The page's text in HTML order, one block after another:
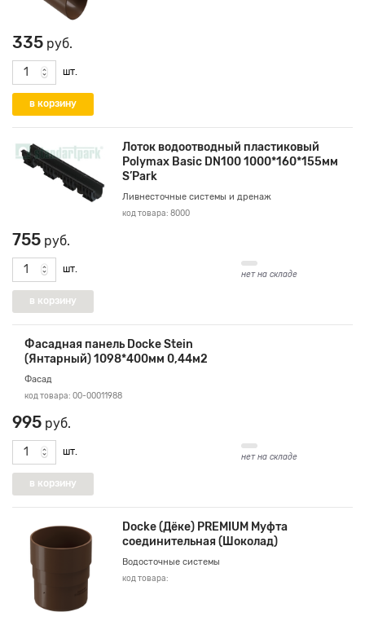
335 руб.
шт.
Лоток водоотводный пластиковый
Polymax Basic DN100 1000*160*155мм
S’Park
Ливнесточные системы и дренаж
код товара: 8000
755 руб.
шт. нет на складе
Фасадная панель Docke Stein
(Янтарный) 1098*400мм 0,44м2
Фасад
код товара: 00-00011988
995 руб.
шт. нет на складе
Docke (Дёке) PREMIUM Муфта
соединительная (Шоколад)
Водосточные системы
код товара: